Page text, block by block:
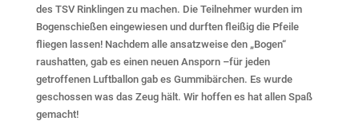
des TSV Rinklingen zu machen. Die Teilnehmer wurden im
Bogenschießen eingewiesen und durften fleißig die Pfeile
fliegen lassen! Nachdem alle ansatzweise den „Bogen“
raushatten, gab es einen neuen Ansporn –für jeden
getroffenen Luftballon gab es Gummibärchen. Es wurde
geschossen was das Zeug hält. Wir hoffen es hat allen Spaß
gemacht!